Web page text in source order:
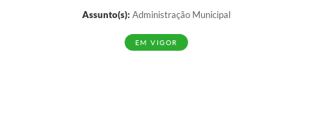
Assunto(s): Administração Municipal
EM VIGOR